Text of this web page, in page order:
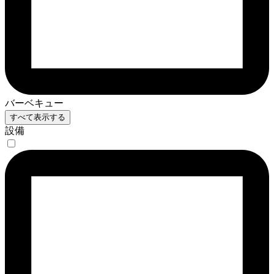
バーベキュー
すべて表示する
設備